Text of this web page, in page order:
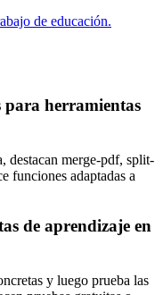
de educación.
para herramientas
destacan merge-pdf, split-
funciones adaptadas a
de aprendizaje en
y luego prueba las